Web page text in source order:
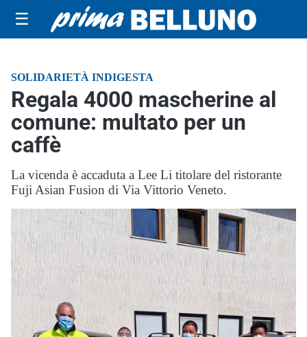
☰
SOLIDARIETÀ INDIGESTA
Regala 4000 mascherine al
comune: multato per un
caffè
La vicenda è accaduta a Lee Li titolare del ristorante
Fuji Asian Fusion di Via Vittorio Veneto.